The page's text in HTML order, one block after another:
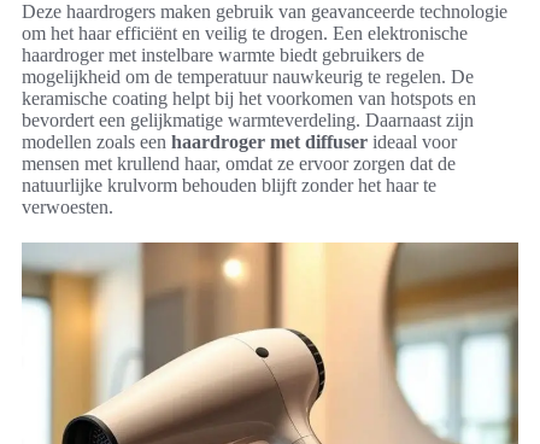
Deze haardrogers maken gebruik van geavanceerde technologie
om het haar efficiënt en veilig te drogen. Een elektronische
haardroger met instelbare warmte biedt gebruikers de
mogelijkheid om de temperatuur nauwkeurig te regelen. De
keramische coating helpt bij het voorkomen van hotspots en
bevordert een gelijkmatige warmteverdeling. Daarnaast zijn
modellen zoals een haardroger met diffuser ideaal voor
mensen met krullend haar, omdat ze ervoor zorgen dat de
natuurlijke krulvorm behouden blijft zonder het haar te
verwoesten.